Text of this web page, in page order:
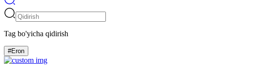
Tag bo'yicha qidirish
#Eron